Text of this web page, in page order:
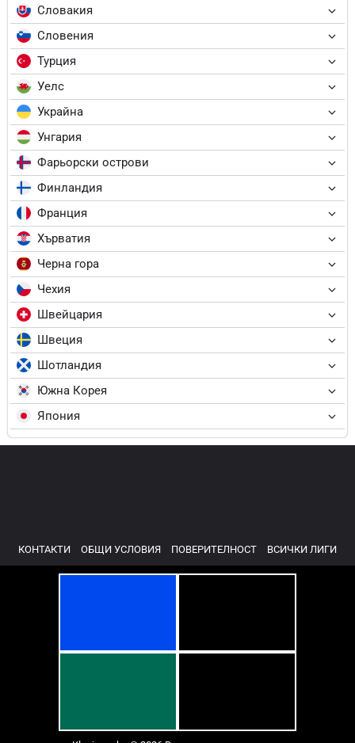
Словакия
Словения
Турция
Уелс
Украйна
Унгария
Фарьорски острови
Финландия
Франция
Хърватия
Черна гора
Чехия
Швейцария
Швеция
Шотландия
Южна Корея
Япония
КОНТАКТИ ОБЩИ УСЛОВИЯ ПОВЕРИТЕЛНОСТ ВСИЧКИ ЛИГИ